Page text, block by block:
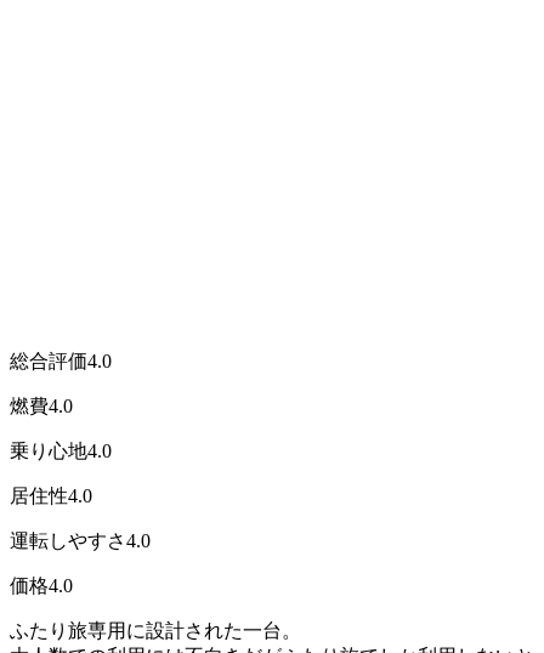
総合評価4.0
燃費4.0
乗り心地4.0
居住性4.0
運転しやすさ4.0
価格4.0
ふたり旅専用に設計された一台。